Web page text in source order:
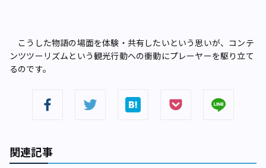
こうした物語の場面を体験・共有したいという思いが、コンテ
ンツツーリズムという観光行動への衝動にプレーヤーを駆り立て
るのです。
関連記事